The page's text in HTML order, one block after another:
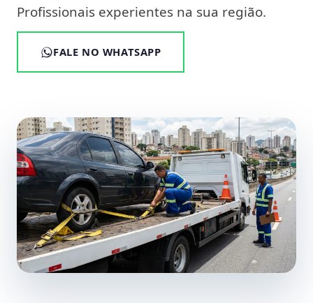
Profissionais experientes na sua região.
FALE NO WHATSAPP